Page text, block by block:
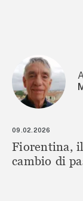
09.02.2026
Fiorentina,
cambio di